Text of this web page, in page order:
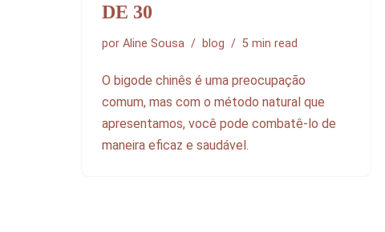
DE 30
por Aline Sousa blog 5 min read
O bigode chinês é uma preocupação
comum, mas com o método natural que
apresentamos, você pode combatê-lo de
maneira eficaz e saudável.